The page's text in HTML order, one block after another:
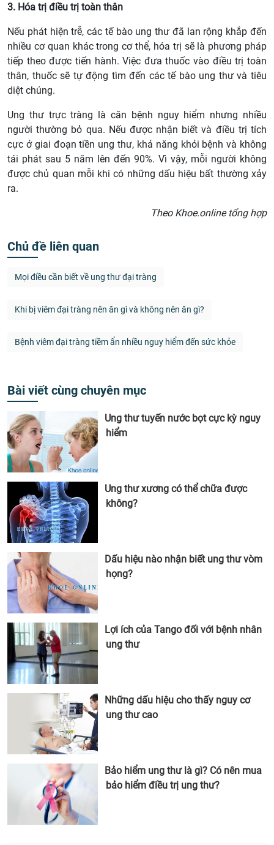
3. Hóa trị điều trị toàn thân
Nếu phát hiện trễ, các tế bào ung thư đã lan rộng khắp đến
nhiều cơ quan khác trong cơ thể, hóa trị sẽ là phương pháp
tiếp theo được tiến hành. Việc đưa thuốc vào điều trị toàn
thân, thuốc sẽ tự động tìm đến các tế bào ung thư và tiêu
diệt chúng.
Ung thư trực tràng là căn bệnh nguy hiểm nhưng nhiều
người thường bỏ qua. Nếu được nhận biết và điều trị tích
cực ở giai đoạn tiền ung thư, khả năng khỏi bệnh và không
tái phát sau 5 năm lên đến 90%. Vì vậy, mỗi người không
được chủ quan mỗi khi có những dấu hiệu bất thường xảy
ra.
Theo Khoe.online tổng hợp
Chủ đề liên quan
Mọi điều cần biết về ung thư đại tràng
Khi bị viêm đại tràng nên ăn gì và không nên ăn gì?
Bệnh viêm đại tràng tiềm ẩn nhiều nguy hiểm đến sức khỏe
Bài viết cùng chuyên mục
Ung thư tuyến nước bọt cực kỳ nguy
hiểm
Ung thư xương có thể chữa được
không?
Dấu hiệu nào nhận biết ung thư vòm
họng?
Lợi ích của Tango đối với bệnh nhân
ung thư
Những dấu hiệu cho thấy nguy cơ
ung thư cao
Bảo hiểm ung thư là gì? Có nên mua
bảo hiểm điều trị ung thư?